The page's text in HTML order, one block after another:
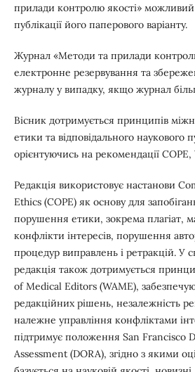
прилади контролю якості» можливий
публікації його паперового варіанту.
Журнал «Методи та прилади
електронне резервування та
журналу у випадку, якщо журнал
Вісник дотримується принципів
етики та відповідального наукового
орієнтуючись на рекомендації COPE,
Редакція використовує настанови
Ethics (COPE)як основу для
порушення етики, зокрема плагіат,
конфлікти інтересів, порушення
процедур виправлень і ретракцій. У
редакція також дотримується
of Medical Editors (WAME),
редакційних рішень, незалежність
належне управління конфліктами
підтримує положення San Francisco
Assessment (DORA), згідно з якими